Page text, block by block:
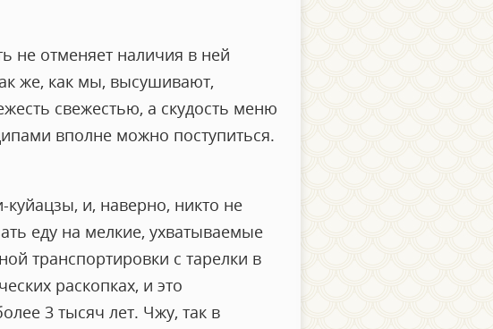
не отменяет наличия в ней
же, как мы, высушивают,
свежестью, а скудость меню
вполне можно поступиться.
и, наверно, никто не
еду на мелкие, ухватываемые
транспортировки с тарелки в
раскопках, и это
3 тысяч лет. Чжу, так в